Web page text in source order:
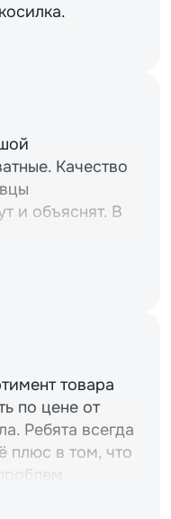
Качество
и объяснят. В
товара
по цене от
Ребята всегда
плюс в том, что